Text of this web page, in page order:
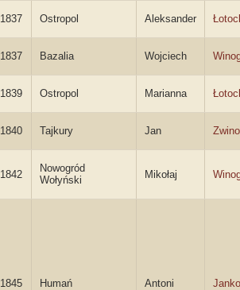
1837 Ostropol Aleksander
1837 Bazalia Wojciech
1839 Ostropol Marianna
1840 Tajkury Jan
1842
Nowogród
Wołyński
Mikołaj
1845 Humań Antoni